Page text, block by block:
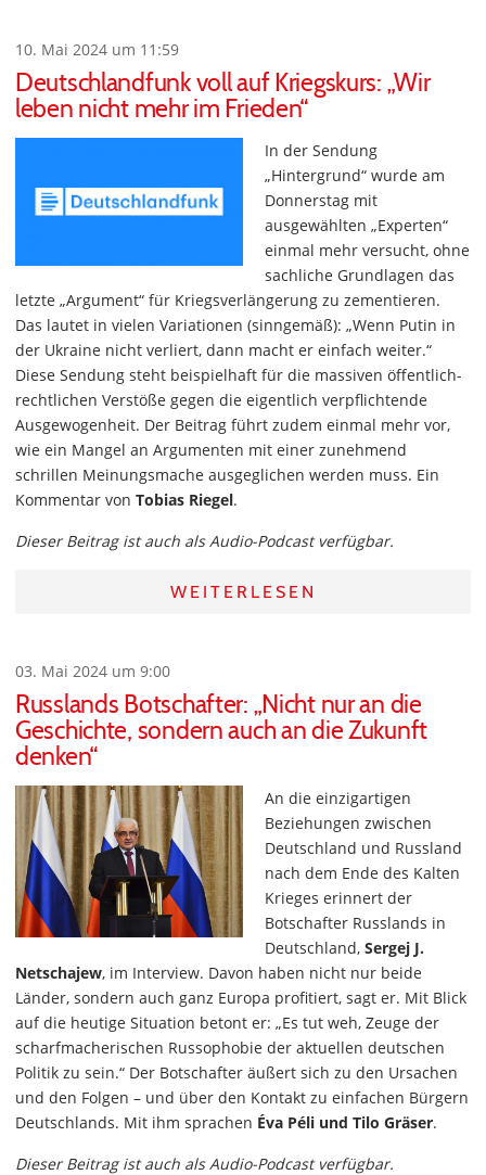
10. Mai 2024 um 11:59
Deutschlandfunk voll auf Kriegskurs: „Wir
leben nicht mehr im Frieden“
In der Sendung
„Hintergrund“ wurde am
Donnerstag mit
ausgewählten „Experten“
einmal mehr versucht, ohne
sachliche Grundlagen das
letzte „Argument“ für Kriegsverlängerung zu zementieren.
Das lautet in vielen Variationen (sinngemäß): „Wenn Putin in
der Ukraine nicht verliert, dann macht er einfach weiter.“
Diese Sendung steht beispielhaft für die massiven öffentlich-
rechtlichen Verstöße gegen die eigentlich verpflichtende
Ausgewogenheit. Der Beitrag führt zudem einmal mehr vor,
wie ein Mangel an Argumenten mit einer zunehmend
schrillen Meinungsmache ausgeglichen werden muss. Ein
Kommentar von Tobias Riegel.
Dieser Beitrag ist auch als Audio-Podcast verfügbar.
WEITERLESEN
03. Mai 2024 um 9:00
Russlands Botschafter: „Nicht nur an die
Geschichte, sondern auch an die Zukunft
denken“
An die einzigartigen
Beziehungen zwischen
Deutschland und Russland
nach dem Ende des Kalten
Krieges erinnert der
Botschafter Russlands in
Deutschland, Sergej J.
Netschajew, im Interview. Davon haben nicht nur beide
Länder, sondern auch ganz Europa profitiert, sagt er. Mit Blick
auf die heutige Situation betont er: „Es tut weh, Zeuge der
scharfmacherischen Russophobie der aktuellen deutschen
Politik zu sein.“ Der Botschafter äußert sich zu den Ursachen
und den Folgen – und über den Kontakt zu einfachen Bürgern
Deutschlands. Mit ihm sprachen Éva Péli und Tilo Gräser.
Dieser Beitrag ist auch als Audio-Podcast verfügbar.